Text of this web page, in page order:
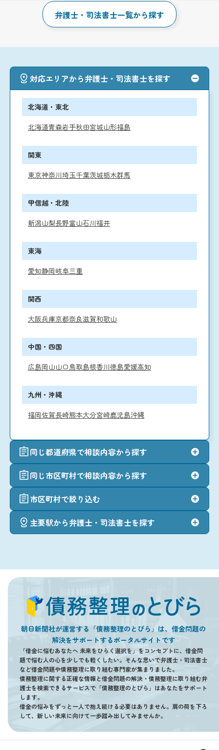
弁護士・司法書士一覧から探す
対応エリアから弁護士・司法書士を探す
北海道・東北
北海道青森岩手秋田宮城山形福島
関東
東京神奈川埼玉千葉茨城栃木群馬
甲信越・北陸
新潟山梨長野富山石川福井
東海
愛知静岡岐阜三重
関西
大阪兵庫京都奈良滋賀和歌山
中国・四国
広島岡山山口鳥取島根香川徳島愛媛高知
九州・沖縄
福岡佐賀長崎熊本大分宮崎鹿児島沖縄
同じ都道府県で相談内容から探す
同じ市区町村で相談内容から探す
市区町村で絞り込む
主要駅から弁護士・司法書士を探す
朝日新聞社が運営する「債務整理のとびら」は、借金問題の
解決をサポートするポータルサイトです
「借金に悩むあなたへ 未来をひらく選択を」をコンセプトに、借金問
題で悩む人の心を少しでも軽くしたい。そんな思いで弁護士・司法書士
など借金問題や債務整理に取り組む専門家が集まりました。
債務整理に関する正確な情報と借金問題の解決・債務整理に取り組む弁
護士を検索できるサービスで「債務整理のとびら」はあなたをサポート
します。
借金の悩みをずっと一人で抱え続ける必要はありません。肩の荷を下ろ
して、新しい未来に向けて一歩踏み出してみませんか。